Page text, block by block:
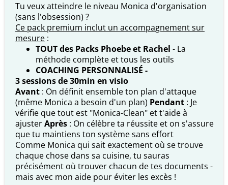
Tu veux atteindre le niveau Monica d'organisation
(sans l'obsession) ?
Ce pack premium inclut un accompagnement sur
mesure :
TOUT des Packs Phoebe et Rachel - La
méthode complète et tous les outils
COACHING PERSONNALISÉ -
3 sessions de 30min en visio
Avant : On définit ensemble ton plan d'attaque
(même Monica a besoin d'un plan) Pendant : Je
vérifie que tout est "Monica-Clean" et t'aide à
ajusterAprès : On célèbre ta réussite et on s'assure
que tu maintiens ton système sans effort
Comme Monica qui sait exactement où se trouve
chaque chose dans sa cuisine, tu sauras
précisément où trouver chacun de tes documents -
mais avec mon aide pour éviter les excès !